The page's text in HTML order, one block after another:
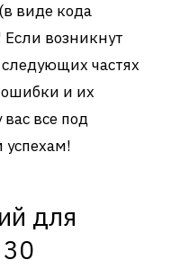
виде кода
Если возникнут
частях
и их
вас все под
для